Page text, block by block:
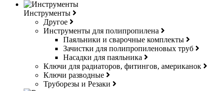
Инструменты
Другое
Инструменты для полипропилена
Паяльники и сварочные комплекты
Зачистки для полипропиленовых труб
Насадки для паяльника
Ключи для радиаторов, фитингов, американок
Ключи разводные
Труборезы и Резаки